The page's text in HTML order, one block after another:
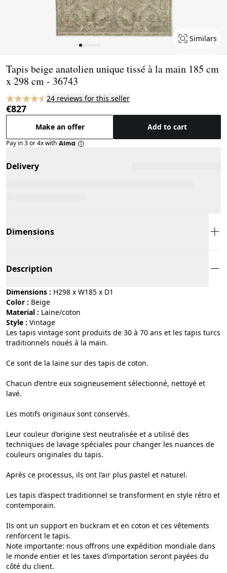
Similars
Tapis beige anatolien unique tissé à la main 185 cm
x 298 cm - 36743
24 reviews for this seller
€827
Make an offer Add to cart
Pay in 3 or 4x with
Delivery
Dimensions
Description
Dimensions : H298 x W185 x D1
Color :
beige
Material :
laine/coton
Style :
vintage
Les tapis vintage sont produits de 30 à 70 ans et les tapis turcs
traditionnels noués à la main.
Ce sont de la laine sur des tapis de coton.
Chacun d’entre eux soigneusement sélectionné, nettoyé et
lavé.
Les motifs originaux sont conservés.
Leur couleur d’origine s’est neutralisée et a utilisé des
techniques de lavage spéciales pour changer les nuances de
couleurs originales du tapis.
Après ce processus, ils ont l’air plus pastel et naturel.
Les tapis d’aspect traditionnel se transforment en style rétro et
contemporain.
Ils ont un support en buckram et en coton et ces vêtements
renforcent le tapis.
Note importante: nous offrons une expédition mondiale dans
le monde entier et les taxes d’importation seront payées du
côté du client.